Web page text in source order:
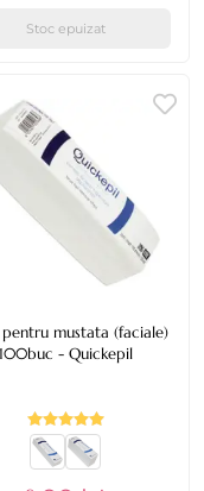
Stoc epuizat
pentru mustata (faciale)
100buc - Quickepil